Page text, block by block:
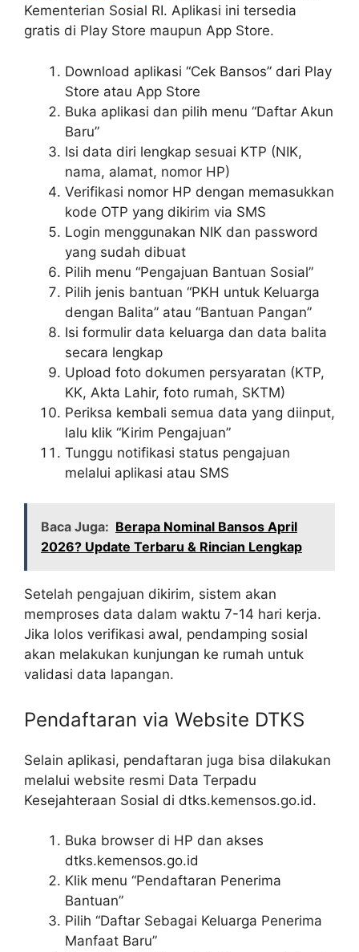
Kementerian Sosial RI. Aplikasi ini tersedia
gratis di Play Store maupun App Store.
Download aplikasi “Cek Bansos” dari Play
Store atau App Store
Buka aplikasi dan pilih menu “Daftar Akun
Baru”
Isi data diri lengkap sesuai KTP (NIK,
nama, alamat, nomor HP)
Verifikasi nomor HP dengan memasukkan
kode OTP yang dikirim via SMS
Login menggunakan NIK dan password
yang sudah dibuat
Pilih menu “Pengajuan Bantuan Sosial”
Pilih jenis bantuan “PKH untuk Keluarga
dengan Balita” atau “Bantuan Pangan”
Isi formulir data keluarga dan data balita
secara lengkap
Upload foto dokumen persyaratan (KTP,
KK, Akta Lahir, foto rumah, SKTM)
Periksa kembali semua data yang diinput,
lalu klik “Kirim Pengajuan”
Tunggu notifikasi status pengajuan
melalui aplikasi atau SMS
Baca Juga: Berapa Nominal Bansos April
2026? Update Terbaru & Rincian Lengkap
Setelah pengajuan dikirim, sistem akan
memproses data dalam waktu 7-14 hari kerja.
Jika lolos verifikasi awal, pendamping sosial
akan melakukan kunjungan ke rumah untuk
validasi data lapangan.
Pendaftaran via Website DTKS
Selain aplikasi, pendaftaran juga bisa dilakukan
melalui website resmi Data Terpadu
Kesejahteraan Sosial di dtks.kemensos.go.id.
Buka browser di HP dan akses
dtks.kemensos.go.id
Klik menu “Pendaftaran Penerima
Bantuan”
Pilih “Daftar Sebagai Keluarga Penerima
Manfaat Baru”